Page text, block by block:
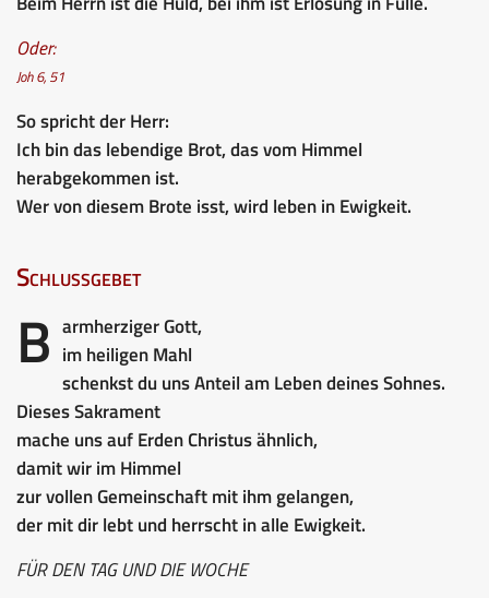
Oder:
Joh 6, 51
So spricht der Herr:
Ich bin das lebendige Brot, das vom Himmel
herabgekommen ist.
Wer von diesem Brote isst, wird leben in Ewigkeit.
Schlussgebet
B armherziger Gott,
im heiligen Mahl
schenkst du uns Anteil am Leben deines Sohnes.
Dieses Sakrament
mache uns auf Erden Christus ähnlich,
damit wir im Himmel
zur vollen Gemeinschaft mit ihm gelangen,
der mit dir lebt und herrscht in alle Ewigkeit.
FÜR DEN TAG UND DIE WOCHE